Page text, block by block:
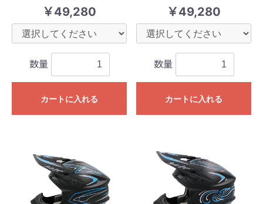
￥49,280
数量
カートに入れる
￥49,280
数量
カートに入れる